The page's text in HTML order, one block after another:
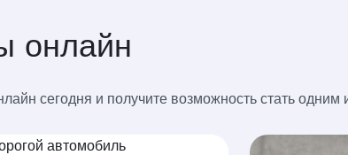
онлайн
сегодня и получите возможность стать одним